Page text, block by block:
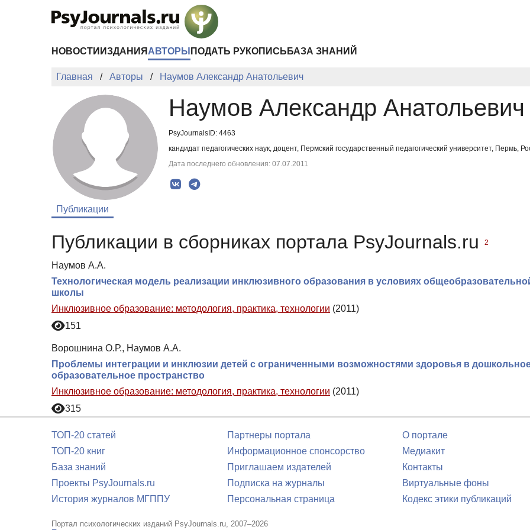
НОВОСТИ ИЗДАНИЯ АВТОРЫ ПОДАТЬ РУКОПИСЬ БАЗА ЗНАНИЙ
Главная Авторы Наумов Александр Анатольевич
Наумов Александр Анатольевич
PsyJournalsID: 4463
кандидат педагогических наук, доцент, Пермский государственный педагогический университет, Пермь,
Дата последнего обновления: 07.07.2011
Публикации
Публикации в сборниках портала PsyJournals.ru 2
Наумов А.А.
Технологическая модель реализации инклюзивного образования в условиях
школы
Инклюзивное образование: методология, практика, технологии (2011)
151
Ворошнина О.Р., Наумов А.А.
Проблемы интеграции и инклюзии детей с ограниченными возможностями здоровья в
образовательное пространство
Инклюзивное образование: методология, практика, технологии (2011)
315
ТОП-20 статей
ТОП-20 книг
База знаний
Проекты PsyJournals.ru
История журналов МГППУ
Партнеры портала
Информационное спонсорство
Приглашаем издателей
Подписка на журналы
Персональная страница
О портале
Медиакит
Контакты
Виртуальные фоны
Кодекс этики публикаций
Портал психологических изданий PsyJournals.ru, 2007–2026